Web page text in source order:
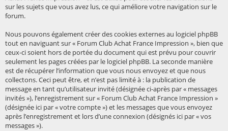
sur les sujets que vous avez lus, ce qui améliore votre navigation sur le
forum.
Nous pouvons également créer des cookies externes au logiciel phpBB
tout en naviguant sur « Forum Club Achat France Impression », bien que
ceux-ci soient hors de portée du document qui est prévu pour couvrir
seulement les pages créées par le logiciel phpBB. La seconde manière
est de récupérer l’information que vous nous envoyez et que nous
collectons. Ceci peut être, et n’est pas limité à : la publication de
message en tant qu’utilisateur invité (désignée ci-après par « messages
invités »), l’enregistrement sur « Forum Club Achat France Impression »
(désignée ici par « votre compte ») et les messages que vous envoyez
après l’enregistrement et lors d’une connexion (désignés ici par « vos
messages »).